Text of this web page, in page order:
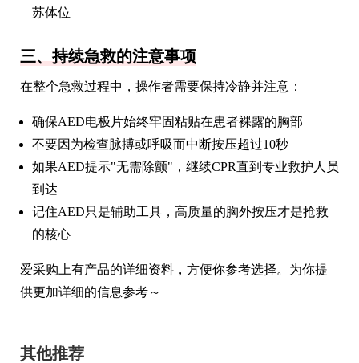
苏体位
三、持续急救的注意事项
在整个急救过程中，操作者需要保持冷静并注意：
确保AED电极片始终牢固粘贴在患者裸露的胸部
不要因为检查脉搏或呼吸而中断按压超过10秒
如果AED提示"无需除颤"，继续CPR直到专业救护人员
到达
记住AED只是辅助工具，高质量的胸外按压才是抢救
的核心
爱采购上有产品的详细资料，方便你参考选择。为你提
供更加详细的信息参考～
其他推荐